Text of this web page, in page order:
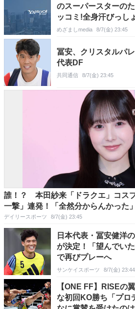
のスーパースターの
ッコミ!全身汗びっし
めざましmedia 8/7(金) 23:45
冨安、クリスタルパ
代表DF
共同通信 8/7(金) 23:45
誰！？ 本田紗来「ドラクエ」コス
一撃」連発！「全然分からんかった
デイリースポーツ 8/7(金) 23:45
日本代表・冨安健洋
が決定！「望んでい
で再びプレーへ
サンケイスポーツ 8/7(金) 23:44
【ONE FF】RISEの
な初回KO勝ち「プロ